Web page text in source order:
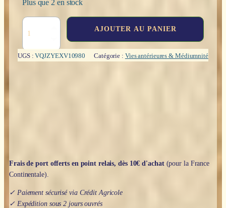
Plus que 2 en stock
life
energy
AJOUTER AU PANIER
UGS :VQJZYEXV10980 Catégorie : Vies antérieures & Médiumnité
Frais de port offerts en point relais, dès 10€ d'achat(pour la France
Continentale).
✓ Paiement sécurisé via Crédit Agricole
✓ Expédition sous 2 jours ouvrés